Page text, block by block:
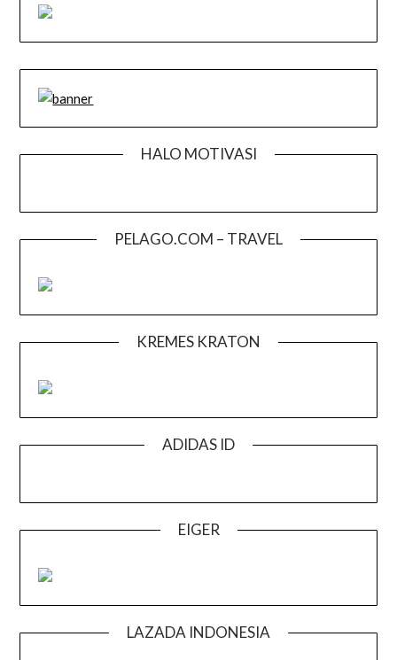
HALO MOTIVASI
PELAGO.COM – TRAVEL
KREMES KRATON
ADIDAS ID
EIGER
LAZADA INDONESIA